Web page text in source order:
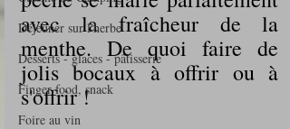
Déjeuner sur l'herbe
Desserts - glaces - pâtisserie
Finger food, snack
Foire au vin
avec la fraîcheur de la
menthe. De quoi faire de
jolis bocaux à offrir ou à
s'offrir !